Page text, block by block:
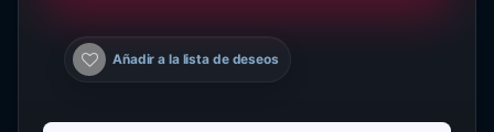
Añadir a la lista de deseos